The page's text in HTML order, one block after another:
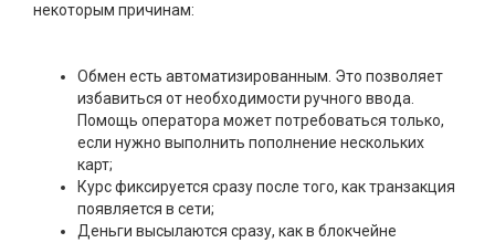
некоторым причинам:
Обмен есть автоматизированным. Это позволяет
избавиться от необходимости ручного ввода.
Помощь оператора может потребоваться только,
если нужно выполнить пополнение нескольких
карт;
Курс фиксируется сразу после того, как транзакция
появляется в сети;
Деньги высылаются сразу, как в блокчейне